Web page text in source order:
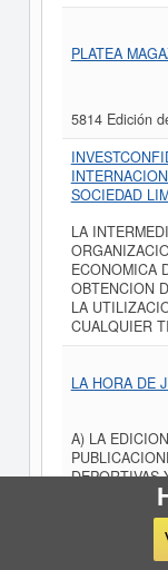
PLATEA
5814 Edición
SOCIEDAD
LA
ECONOMICA
OBTENCION
LA
CUALQUIER
LA HORA DE
A) LA
DEPORTIVAS
FORMA
BANNERS